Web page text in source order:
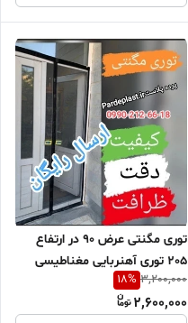
توری مگنتی عرض 90 در ارتفاع
205 توری آهنربایی مغناطیسی
مگنتیک توری پشه پشه بند پرده
مگنتی پرده توری بالکن توری
3,200,000
18%
2,600,000